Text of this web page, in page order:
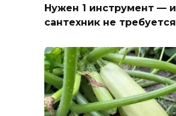
Нужен 1 инструмент — и
сантехник не требуется